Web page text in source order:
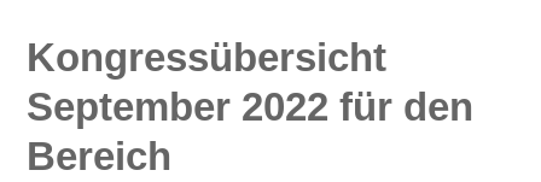
Kongressübersicht
September 2022 für den
Bereich